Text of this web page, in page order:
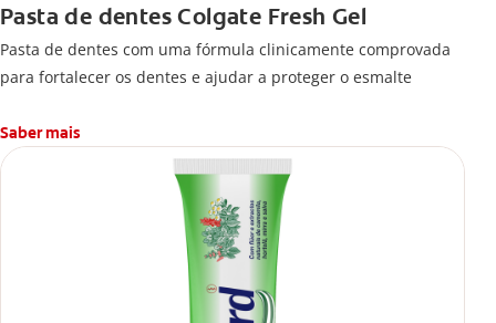
Pasta de dentes Colgate Fresh Gel
Pasta de dentes com uma fórmula clinicamente comprovada
para fortalecer os dentes e ajudar a proteger o esmalte
Saber mais